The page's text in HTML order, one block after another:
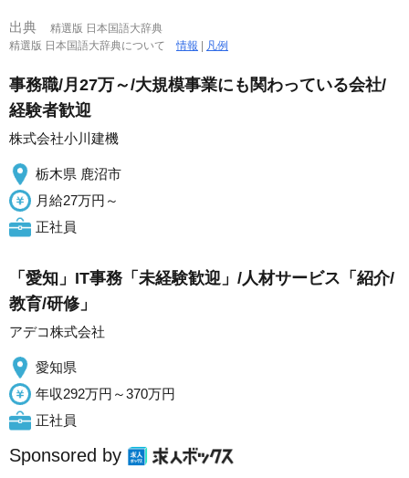
出典
精選版 日本国語大辞典
精選版 日本国語大辞典について情報 凡例
事務職/月27万～/大規模事業にも関わっている会社/
経験者歓迎
株式会社小川建機
栃木県 鹿沼市
月給27万円～
正社員
「愛知」IT事務「未経験歓迎」/人材サービス「紹介/
教育/研修」
アデコ株式会社
愛知県
年収292万円～370万円
正社員
Sponsored by